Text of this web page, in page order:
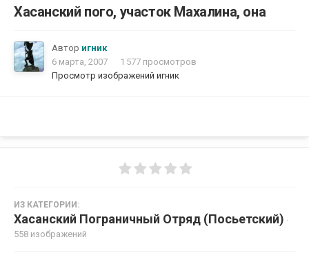
Хасанский пого, участок Махалина, она
Автор игник
6 марта, 2007
1 577 просмотров
Просмотр изображений игник
ИЗ КАТЕГОРИИ:
Хасанский Пограничный Отряд (Посьетский) ·
558 изображений